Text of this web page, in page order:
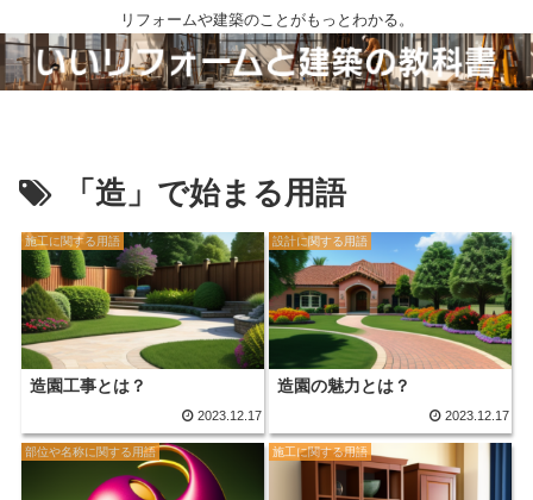
リフォームや建築のことがもっとわかる。
「造」で始まる用語
施工に関する用語
造園工事とは？
2023.12.17
設計に関する用語
造園の魅力とは？
2023.12.17
部位や名称に関する用語 施工に関する用語